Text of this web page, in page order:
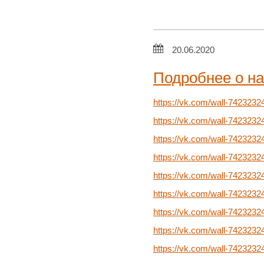
20.06.2020
Подробнее о
https://vk.com/wall-
https://vk.com/wall-
https://vk.com/wall-
https://vk.com/wall-
https://vk.com/wall-
https://vk.com/wall-
https://vk.com/wall-
https://vk.com/wall-
https://vk.com/wall-